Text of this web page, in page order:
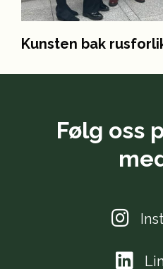
Kunsten bak
Følg oss